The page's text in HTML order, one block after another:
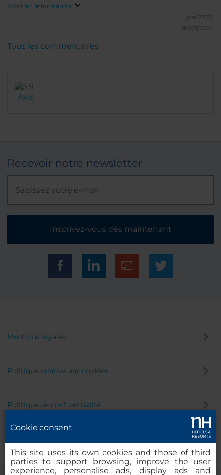
Montrer l'information
jcat2025.
08/09/2025
Avis
Tous les commentaires
Recevoir notre newsletter
Inscrivez-vous dès maintenant
Mentions légales
Politique relative aux cookies
Politique de confidentialité
Cookie consent
This site uses its own cookies and those of third
parties to support browsing, improve the user
experience, personalise ads, display ads and